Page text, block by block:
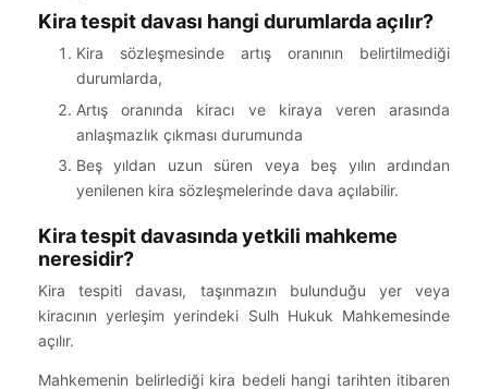
Kira tespit davası hangi durumlarda açılır?
Kira sözleşmesinde artış oranının belirtilmediği
durumlarda,
Artış oranında kiracı ve kiraya veren arasında
anlaşmazlık çıkması durumunda
Beş yıldan uzun süren veya beş yılın ardından
yenilenen kira sözleşmelerinde dava açılabilir.
Kira tespit davasında yetkili mahkeme
neresidir?
Kira tespiti davası, taşınmazın bulunduğu yer veya
kiracının yerleşim yerindeki Sulh Hukuk Mahkemesinde
açılır.
Mahkemenin belirlediği kira bedeli hangi tarihten itibaren